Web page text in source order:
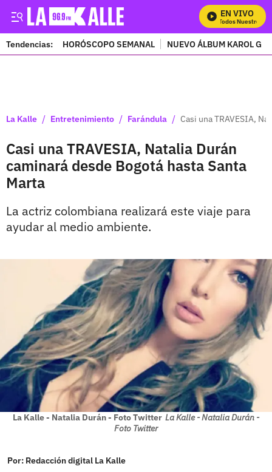
EN VIVO
Mira Todos Nuestros
Tendencias: HORÓSCOPO SEMANAL NUEVO ÁLBUM KAROL G
La Kalle / Entretenimiento / Farándula / Casi una TRAVESIA,
Casi una TRAVESIA, Natalia Durán
caminará desde Bogotá hasta Santa
Marta
La actriz colombiana realizará este viaje para
ayudar al medio ambiente.
La Kalle - Natalia Durán - Foto Twitter La Kalle - Natalia Durán -
Foto Twitter
Por: Redacción digital La Kalle